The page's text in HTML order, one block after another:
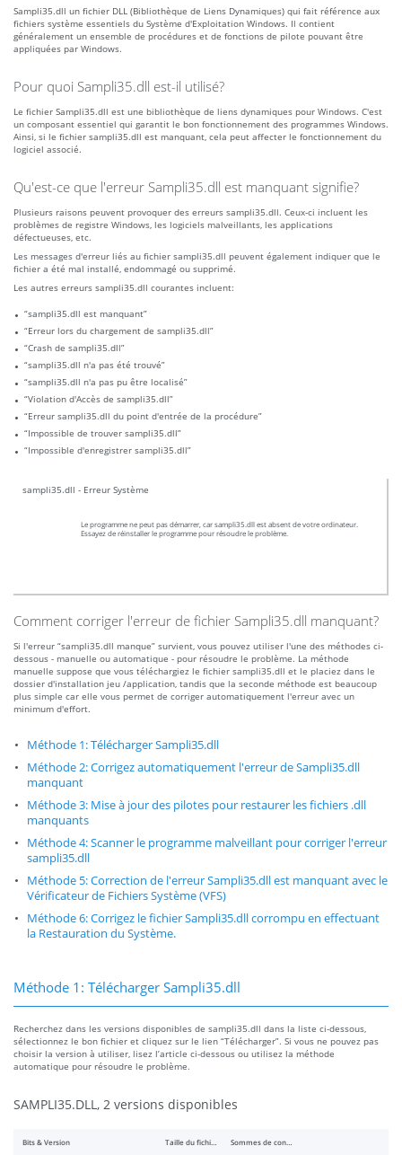
Sampli35.dll un fichier DLL (Bibliothèque de Liens Dynamiques) qui fait référence aux
fichiers système essentiels du Système d'Exploitation Windows. Il contient
généralement un ensemble de procédures et de fonctions de pilote pouvant être
appliquées par Windows.
Pour quoi Sampli35.dll est-il utilisé?
Le fichier Sampli35.dll est une bibliothèque de liens dynamiques pour Windows. C'est
un composant essentiel qui garantit le bon fonctionnement des programmes Windows.
Ainsi, si le fichier sampli35.dll est manquant, cela peut affecter le fonctionnement du
logiciel associé.
Qu'est-ce que l'erreur Sampli35.dll est manquant signifie?
Plusieurs raisons peuvent provoquer des erreurs sampli35.dll. Ceux-ci incluent les
problèmes de registre Windows, les logiciels malveillants, les applications
défectueuses, etc.
Les messages d'erreur liés au fichier sampli35.dll peuvent également indiquer que le
fichier a été mal installé, endommagé ou supprimé.
Les autres erreurs sampli35.dll courantes incluent:
“sampli35.dll est manquant”
“Erreur lors du chargement de sampli35.dll”
“Crash de sampli35.dll”
“sampli35.dll n'a pas été trouvé”
“sampli35.dll n'a pas pu être localisé”
“Violation d'Accès de sampli35.dll”
“Erreur sampli35.dll du point d'entrée de la procédure”
“Impossible de trouver sampli35.dll”
“Impossible d'enregistrer sampli35.dll”
sampli35.dll - Erreur Système
Le programme ne peut pas démarrer, car sampli35.dll est absent de votre ordinateur.
Essayez de réinstaller le programme pour résoudre le problème.
Comment corriger l'erreur de fichier Sampli35.dll manquant?
Si l'erreur “sampli35.dll manque” survient, vous pouvez utiliser l'une des méthodes ci-
dessous - manuelle ou automatique - pour résoudre le problème. La méthode
manuelle suppose que vous téléchargiez le fichier sampli35.dll et le placiez dans le
dossier d'installation jeu /application, tandis que la seconde méthode est beaucoup
plus simple car elle vous permet de corriger automatiquement l'erreur avec un
minimum d'effort.
Méthode 1: Télécharger Sampli35.dll
Méthode 2: Corrigez automatiquement l'erreur de Sampli35.dll
manquant
Méthode 3: Mise à jour des pilotes pour restaurer les fichiers .dll
manquants
Méthode 4: Scanner le programme malveillant pour corriger l'erreur
sampli35.dll
Méthode 5: Correction de l'erreur Sampli35.dll est manquant avec le
Vérificateur de Fichiers Système (VFS)
Méthode 6: Corrigez le fichier Sampli35.dll corrompu en effectuant
la Restauration du Système.
Méthode 1: Télécharger Sampli35.dll
Recherchez dans les versions disponibles de sampli35.dll dans la liste ci-dessous,
sélectionnez le bon fichier et cliquez sur le lien “Télécharger”. Si vous ne pouvez pas
choisir la version à utiliser, lisez l’article ci-dessous ou utilisez la méthode
automatique pour résoudre le problème.
SAMPLI35.DLL, 2 versions disponibles
Bits & Version Taille du fichier Sommes de contrôle